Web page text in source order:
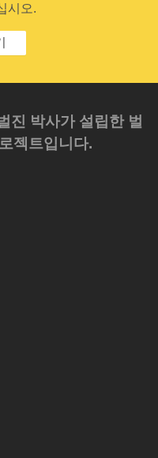
시오.
진 박사가 설립한 벌
젝트입니다.